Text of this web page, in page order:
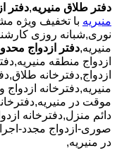
دفتر طلاق منیریه,دفتر
منیریه
نوری,شبانه روزی
منیریه,دفتر ازدواج
ازدواج منطقه
ازدواج,دفترخانه
منیریه,دفترخانه ازدواج
موقت در
دائم منزل,دفترخانه
صوری-ازدواج مجدد-
در منیریه,